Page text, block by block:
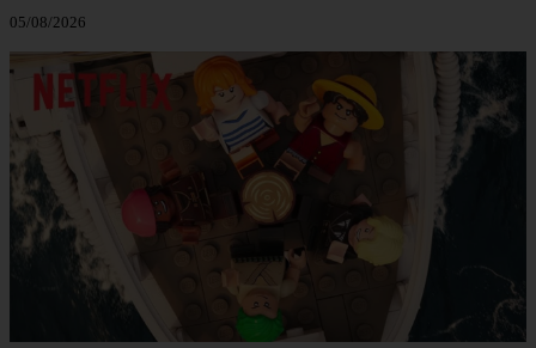
05/08/2026